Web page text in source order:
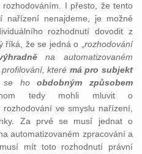
I přesto, že tento
nařízení nenajdeme, je možné
rozhodnutí dovodit z
že se jedná o „ rozhodování
na automatizovaném
které má pro subjekt
se hoobdobným způsobem
tedy mohli mluvit o
ve smyslu nařízení,
Za prvé se musí jednat o
automatizovaném zpracování a
mít toto rozhodnutí právní